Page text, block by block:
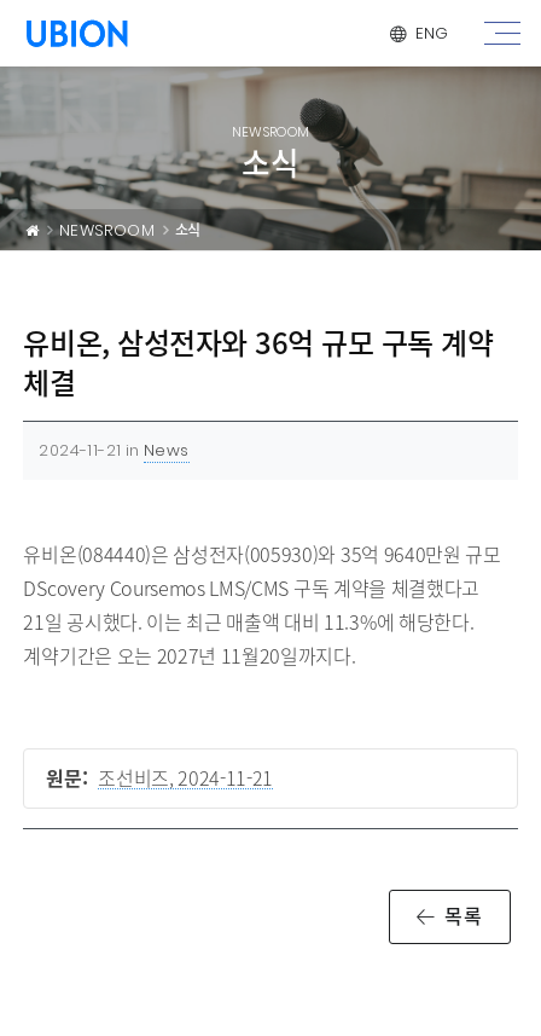
메뉴 건너 뛰기
ENG
NEWSROOM
소식
NEWSROOM 소식
유비온, 삼성전자와 36억 규모 구독 계약
체결
2024-11-21 in News
유비온(084440)은 삼성전자(005930)와 35억 9640만원 규모
DScovery Coursemos LMS/CMS 구독 계약을 체결했다고
21일 공시했다. 이는 최근 매출액 대비 11.3%에 해당한다.
계약기간은 오는 2027년 11월20일까지다.
원문: 조선비즈, 2024-11-21
목록